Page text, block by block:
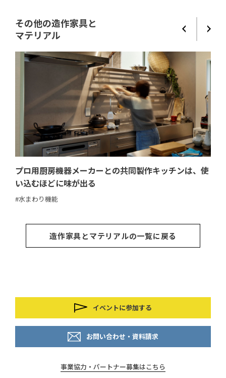
その他の造作家具と
マテリアル
プロ用厨房機器メーカーとの共同製作キッチンは、使
い込むほどに味が出る
#水まわり機能
造作家具とマテリアルの一覧に戻る
イベントに参加する
お問い合わせ・資料請求
事業協力・パートナー募集はこちら